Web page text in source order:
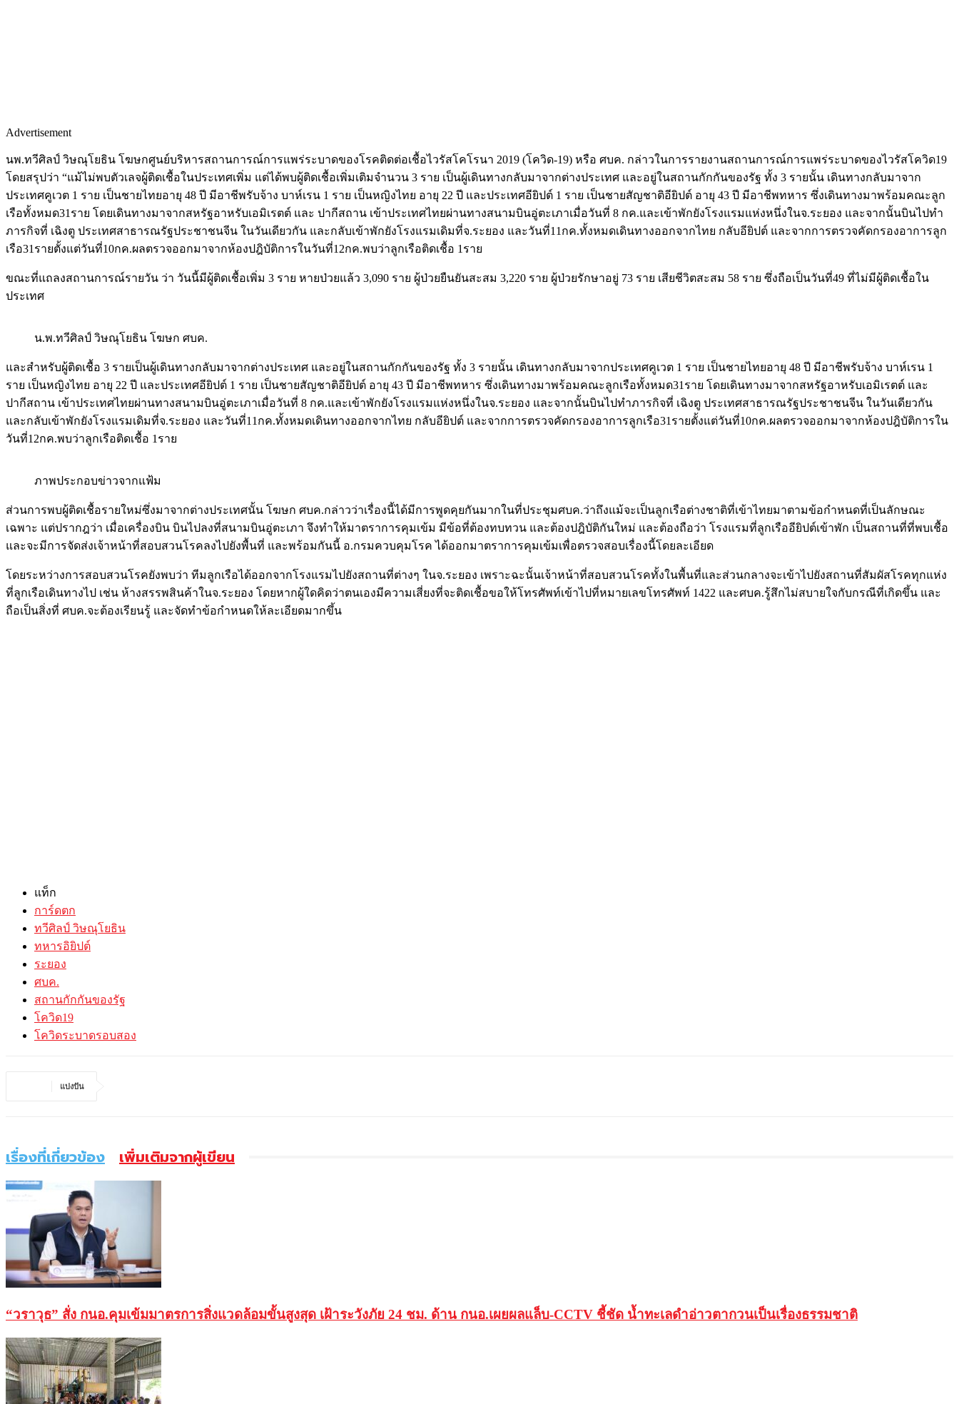
Advertisement
นพ.ทวีศิลป์ วิษณุโยธิน โฆษกศูนย์บริหารสถานการณ์การแพร่ระบาดของโรคติดต่อเชื้อไวรัสโคโรนา 2019 (โควิด-19) หรือ ศบค. กล่าวในการรายงานสถานการณ์การแพร่ระบาดของไวรัสโควิด19
โดยสรุปว่า “แม้ไม่พบตัวเลจผู้ติดเชื้อในประเทศเพิ่ม แต่ได้พบผู้ติดเชื้อเพิ่มเติมจำนวน 3 ราย เป็นผู้เดินทางกลับมาจากต่างประเทศ และอยู่ในสถานกักกันของรัฐ ทั้ง 3 รายนั้น เดินทางกลับมาจาก
ประเทศคูเวต 1 ราย เป็นชายไทยอายุ 48 ปี มีอาชีพรับจ้าง บาห์เรน 1 ราย เป็นหญิงไทย อายุ 22 ปี และประเทศอียิปต์ 1 ราย เป็นชายสัญชาติอียิปต์ อายุ 43 ปี มีอาชีพทหาร ซึ่งเดินทางมาพร้อมคณะลูก
เรือทั้งหมด31ราย โดยเดินทางมาจากสหรัฐอาหรับเอมิเรตต์ และ ปากีสถาน เข้าประเทศไทยผ่านทางสนามบินอู่ตะเภาเมื่อวันที่ 8 กค.และเข้าพักยังโรงแรมแห่งหนึ่งในจ.ระยอง และจากนั้นบินไปทำ
ภารกิจที่ เฉิงตู ประเทศสาธารณรัฐประชาชนจีน ในวันเดียวกัน และกลับเข้าพักยังโรงแรมเดิมที่จ.ระยอง และวันที่11กค.ทั้งหมดเดินทางออกจากไทย กลับอียิปต์ และจากการตรวจคัดกรองอาการลูก
เรือ31รายตั้งแต่วันที่10กค.ผลตรวจออกมาจากห้องปฎิบัติการในวันที่12กค.พบว่าลูกเรือติดเชื้อ 1ราย
ขณะที่แถลงสถานการณ์รายวัน ว่า วันนี้มีผู้ติดเชื้อเพิ่ม 3 ราย หายป่วยแล้ว 3,090 ราย ผู้ป่วยยืนยันสะสม 3,220 ราย ผู้ป่วยรักษาอยู่ 73 ราย เสียชีวิตสะสม 58 ราย ซึ่งถือเป็นวันที่49 ที่ไม่มีผู้ติดเชื้อใน
ประเทศ
น.พ.ทวีศิลป์ วิษณุโยธิน โฆษก ศบค.
และสำหรับผู้ติดเชื้อ 3 รายเป็นผู้เดินทางกลับมาจากต่างประเทศ และอยู่ในสถานกักกันของรัฐ ทั้ง 3 รายนั้น เดินทางกลับมาจากประเทศคูเวต 1 ราย เป็นชายไทยอายุ 48 ปี มีอาชีพรับจ้าง บาห์เรน 1
ราย เป็นหญิงไทย อายุ 22 ปี และประเทศอียิปต์ 1 ราย เป็นชายสัญชาติอียิปต์ อายุ 43 ปี มีอาชีพทหาร ซึ่งเดินทางมาพร้อมคณะลูกเรือทั้งหมด31ราย โดยเดินทางมาจากสหรัฐอาหรับเอมิเรตต์ และ
ปากีสถาน เข้าประเทศไทยผ่านทางสนามบินอู่ตะเภาเมื่อวันที่ 8 กค.และเข้าพักยังโรงแรมแห่งหนึ่งในจ.ระยอง และจากนั้นบินไปทำภารกิจที่ เฉิงตู ประเทศสาธารณรัฐประชาชนจีน ในวันเดียวกัน
และกลับเข้าพักยังโรงแรมเดิมที่จ.ระยอง และวันที่11กค.ทั้งหมดเดินทางออกจากไทย กลับอียิปต์ และจากการตรวจคัดกรองอาการลูกเรือ31รายตั้งแต่วันที่10กค.ผลตรวจออกมาจากห้องปฎิบัติการใน
วันที่12กค.พบว่าลูกเรือติดเชื้อ 1ราย
ภาพประกอบข่าวจากแฟ้ม
ส่วนการพบผู้ติดเชื้อรายใหม่ซึ่งมาจากต่างประเทศนั้น โฆษก ศบค.กล่าวว่าเรื่องนี้ได้มีการพูดคุยกันมากในที่ประชุมศบค.ว่าถึงแม้จะเป็นลูกเรือต่างชาติที่เข้าไทยมาตามข้อกำหนดที่เป็นลักษณะ
เฉพาะ แต่ปรากฎว่า เมื่อเครื่องบิน บินไปลงที่สนามบินอู่ตะเภา จึงทำให้มาตราการคุมเข้ม มีข้อที่ต้องทบทวน และต้องปฎิบัติกันใหม่ และต้องถือว่า โรงแรมที่ลูกเรืออียิปต์เข้าพัก เป็นสถานที่ที่พบเชื้อ
และจะมีการจัดส่งเจ้าหน้าที่สอบสวนโรคลงไปยังพื้นที่ และพร้อมกันนี้ อ.กรมควบคุมโรค ได้ออกมาตราการคุมเข้มเพื่อตรวจสอบเรื่องนี้โดยละเอียด
โดยระหว่างการสอบสวนโรคยังพบว่า ทีมลูกเรือได้ออกจากโรงแรมไปยังสถานที่ต่างๆ ในจ.ระยอง เพราะฉะนั้นเจ้าหน้าที่สอบสวนโรคทั้งในพื้นที่และส่วนกลางจะเข้าไปยังสถานที่สัมผัสโรคทุกแห่ง
ที่ลูกเรือเดินทางไป เช่น ห้างสรรพสินค้าในจ.ระยอง โดยหากผู้ใดคิดว่าตนเองมีความเสี่ยงที่จะติดเชื้อขอให้โทรศัพท์เข้าไปที่หมายเลขโทรศัพท์ 1422 และศบค.รู้สึกไม่สบายใจกับกรณีที่เกิดขึ้น และ
ถือเป็นสิ่งที่ ศบค.จะต้องเรียนรู้ และจัดทำข้อกำหนดให้ละเอียดมากขึ้น
แท็ก
การ์ดตก
ทวีศิลป์ วิษณุโยธิน
ทหารอิยิปต์
ระยอง
ศบค.
สถานกักกันของรัฐ
โควิด19
โควิดระบาดรอบสอง
แบ่งปัน
เรื่องที่เกี่ยวข้อง เพิ่มเติมจากผู้เขียน
“วราวุธ” สั่ง กนอ.คุมเข้มมาตรการสิ่งแวดล้อมขั้นสูงสุด เฝ้าระวังภัย 24 ชม. ด้าน กนอ.เผยผลแล็บ-CCTV ชี้ชัด น้ำทะเลดำอ่าวตากวนเป็นเรื่องธรรมชาติ